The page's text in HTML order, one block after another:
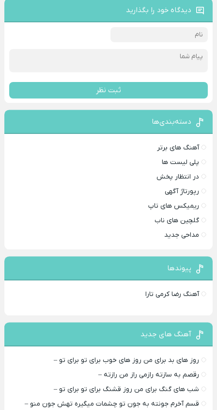
دیدگاه خود را بگذارید
ثبت نظر
دسته‌بندی‌ها
آهنگ های برتر
پلی لیست ها
در انتظار پخش
رپورتاژ آگهی
ریمیکس های تاپ
گلچین های ناب
مداحی جدید
پیوندها
آهنگ رضا کرمی تارا
آهنگ های جدید
روز های بد برای من روز های خوب برای تو برای تو –
رقصم به سازته رازمی راز من رازته –
شب های گنگ برای من روز قشنگ برای تو برای تو –
قسم آخرم جونته به جون تو چشمات میگیره تهش جون منو –